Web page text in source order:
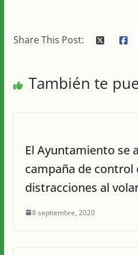
Share This Post:
También te
El Ayuntamiento se
campaña de control
distracciones al
8 septiembre, 2020